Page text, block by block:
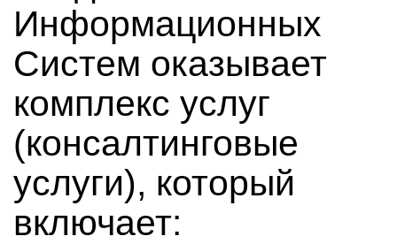
Информационных
Систем оказывает
комплекс услуг
(консалтинговые
услуги), который
включает: